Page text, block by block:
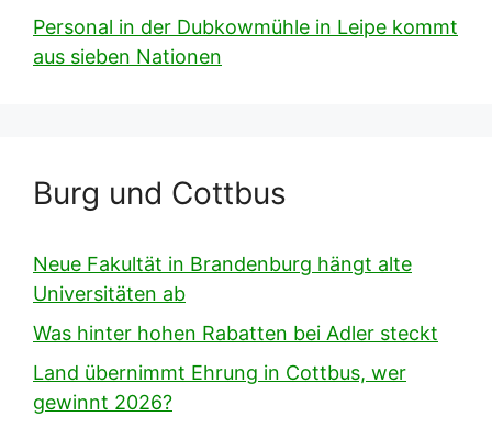
Personal in der Dubkowmühle in Leipe kommt
aus sieben Nationen
Burg und Cottbus
Neue Fakultät in Brandenburg hängt alte
Universitäten ab
Was hinter hohen Rabatten bei Adler steckt
Land übernimmt Ehrung in Cottbus, wer
gewinnt 2026?